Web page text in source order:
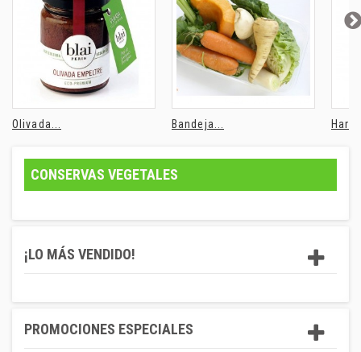
Olivada... Bandeja...
CONSERVAS VEGETALES
¡LO MÁS VENDIDO!
PROMOCIONES ESPECIALES